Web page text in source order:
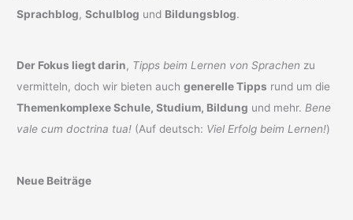
Sprachblog,Schulblog und Bildungsblog.
Der Fokus liegt darin, Tipps beim Lernen von Sprachen zu
vermitteln, doch wir bieten auchgenerelle Tipps rund um die
Themenkomplexe Schule, Studium, Bildung und mehr.Bene
vale cum doctrina tua! (Auf deutsch: Viel Erfolg beim Lernen!)
Neue Beiträge